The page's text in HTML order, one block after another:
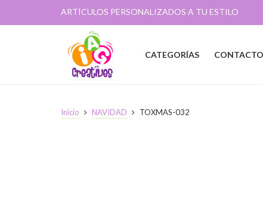
ARTÍCULOS PERSONALIZADOS A TU ESTILO
CATEGORÍAS CONTACTO
Inicio NAVIDAD TOXMAS-032